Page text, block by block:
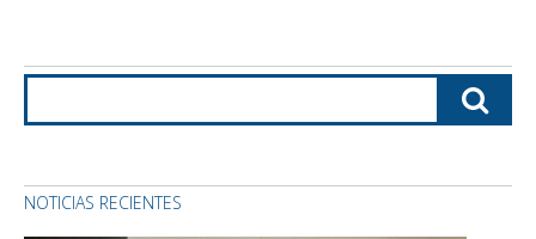
NOTICIAS RECIENTES